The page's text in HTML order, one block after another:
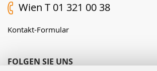
Wien T 01 321 00 38
Kontakt-Formular
FOLGEN SIE UNS